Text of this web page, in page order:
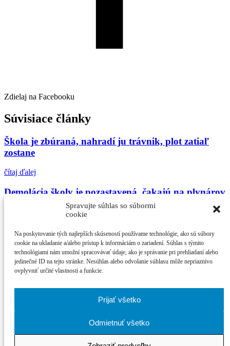
Spravujte súhlas so súbormi
cookie
Na poskytovanie tých najlepších skúseností používame technológie, ako sú súbory
cookie na ukladanie a/alebo prístup k informáciám o zariadení. Súhlas s týmito
technológiami nám umožní spracovávať údaje, ako je správanie pri prehliadaní alebo
jedinečné ID na tejto stránke. Nesúhlas alebo odvolanie súhlasu môže nepriaznivo
ovplyvniť určité vlastnosti a funkcie.
Prijať všetko
Odmietnuť všetko
Zdielaj na Facebooku
Súvisiace články
Škola je zbúraná, nahradí ju trávnik, plot zatiaľ
zostane
čítaj ďalej
Demolácia školy je pozastavená, čakajú na plynárov
VIDEO: Začína sa búranie školy na sídlisku Adam
Trajan, obyvateľov prosia o trpezlivosť
čítaj ďalej
21. ročník MFF Cinematik otvorí svetová premi...
zPiešťan.sk